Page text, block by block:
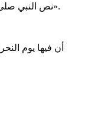
- نص النبي صلى الله عليه وسلم على أنها أفضل الأيام على الإطلاق: «إِنَّ أَفْضَلَ أَيَّامِ الدُّنْيَا الْعَشْرُ، قَالُوا: يَا رَسُولَ اللَّهِ: وَلا مِثْلُهُنَّ فِي سَبِيلِ اللَّهِ ؟ قَالَ: وَلا مِثْلُهُنَّ فِي سَبِيلِ اللَّهِ إِلا مَنْ عَفَّرَ وَجْهَهُ فِي التُّرَابِ».